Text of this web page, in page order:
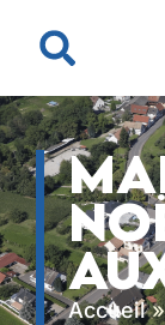
principal
Accueil